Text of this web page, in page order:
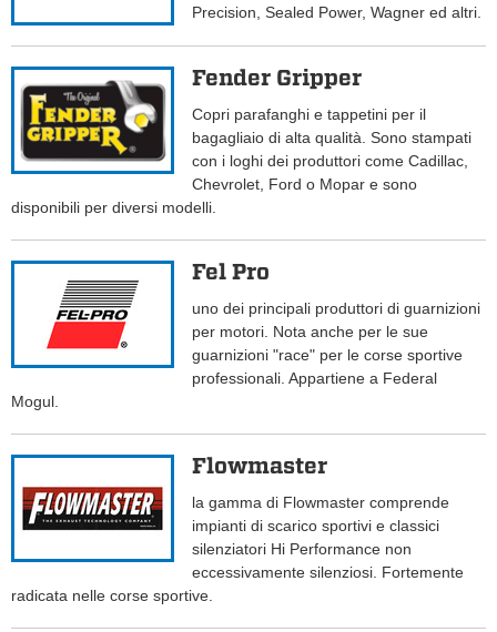
Precision, Sealed Power, Wagner ed altri.
Fender Gripper
Copri parafanghi e tappetini per il
bagagliaio di alta qualità. Sono stampati
con i loghi dei produttori come Cadillac,
Chevrolet, Ford o Mopar e sono
disponibili per diversi modelli.
Fel Pro
uno dei principali produttori di guarnizioni
per motori. Nota anche per le sue
guarnizioni "race" per le corse sportive
professionali. Appartiene a Federal
Mogul.
Flowmaster
la gamma di Flowmaster comprende
impianti di scarico sportivi e classici
silenziatori Hi Performance non
eccessivamente silenziosi. Fortemente
radicata nelle corse sportive.